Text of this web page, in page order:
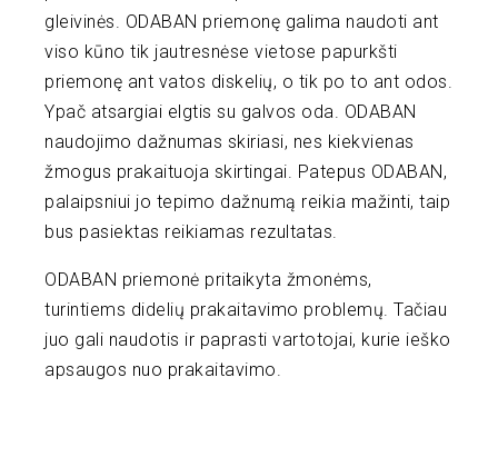
gleivinės. ODABAN priemonę galima naudoti ant
viso kūno tik jautresnėse vietose papurkšti
priemonę ant vatos diskelių, o tik po to ant odos.
Ypač atsargiai elgtis su galvos oda. ODABAN
naudojimo dažnumas skiriasi, nes kiekvienas
žmogus prakaituoja skirtingai. Patepus ODABAN,
palaipsniui jo tepimo dažnumą reikia mažinti, taip
bus pasiektas reikiamas rezultatas.
ODABAN priemonė pritaikyta žmonėms,
turintiems didelių prakaitavimo problemų. Tačiau
juo gali naudotis ir paprasti vartotojai, kurie ieško
apsaugos nuo prakaitavimo.